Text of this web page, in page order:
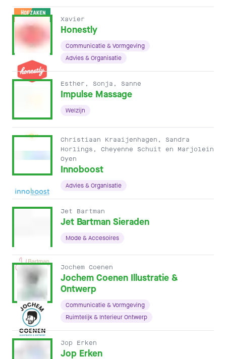
Xavier
Honestly
Communicatie & Vormgeving
Advies & Organisatie
Esther, Sonja, Sanne
Impulse Massage
Welzijn
Christiaan Kraaijenhagen, Sandra
Horlings, Cheyenne Schuit en Marjolein
Oyen
Innoboost
Advies & Organisatie
Jet Bartman
Jet Bartman Sieraden
Mode & Accesoires
Jochem Coenen
Jochem Coenen Illustratie &
Ontwerp
Communicatie & Vormgeving
Ruimtelijk & Interieur Ontwerp
Jop Erken
Jop Erken